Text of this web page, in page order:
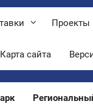
Проекты
Карта сайта